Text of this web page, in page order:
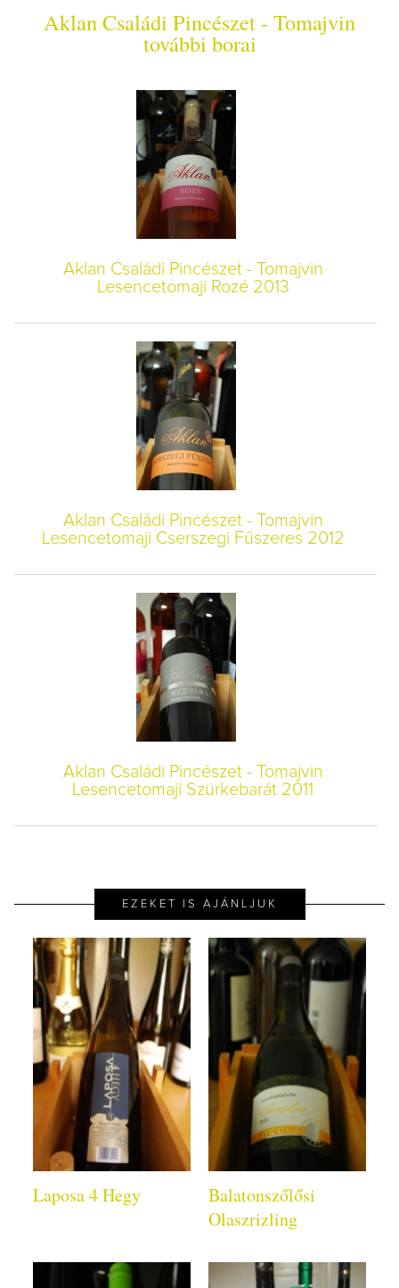
Aklan Családi Pincészet - Tomajvin
további borai
Aklan Családi Pincészet - Tomajvin
Lesencetomaji Rozé 2013
Aklan Családi Pincészet - Tomajvin
Lesencetomaji Cserszegi Fűszeres 2012
Aklan Családi Pincészet - Tomajvin
Lesencetomaji Szürkebarát 2011
EZEKET IS AJÁNLJUK
Laposa 4 Hegy
Balatonszőlősi
Olaszrizling